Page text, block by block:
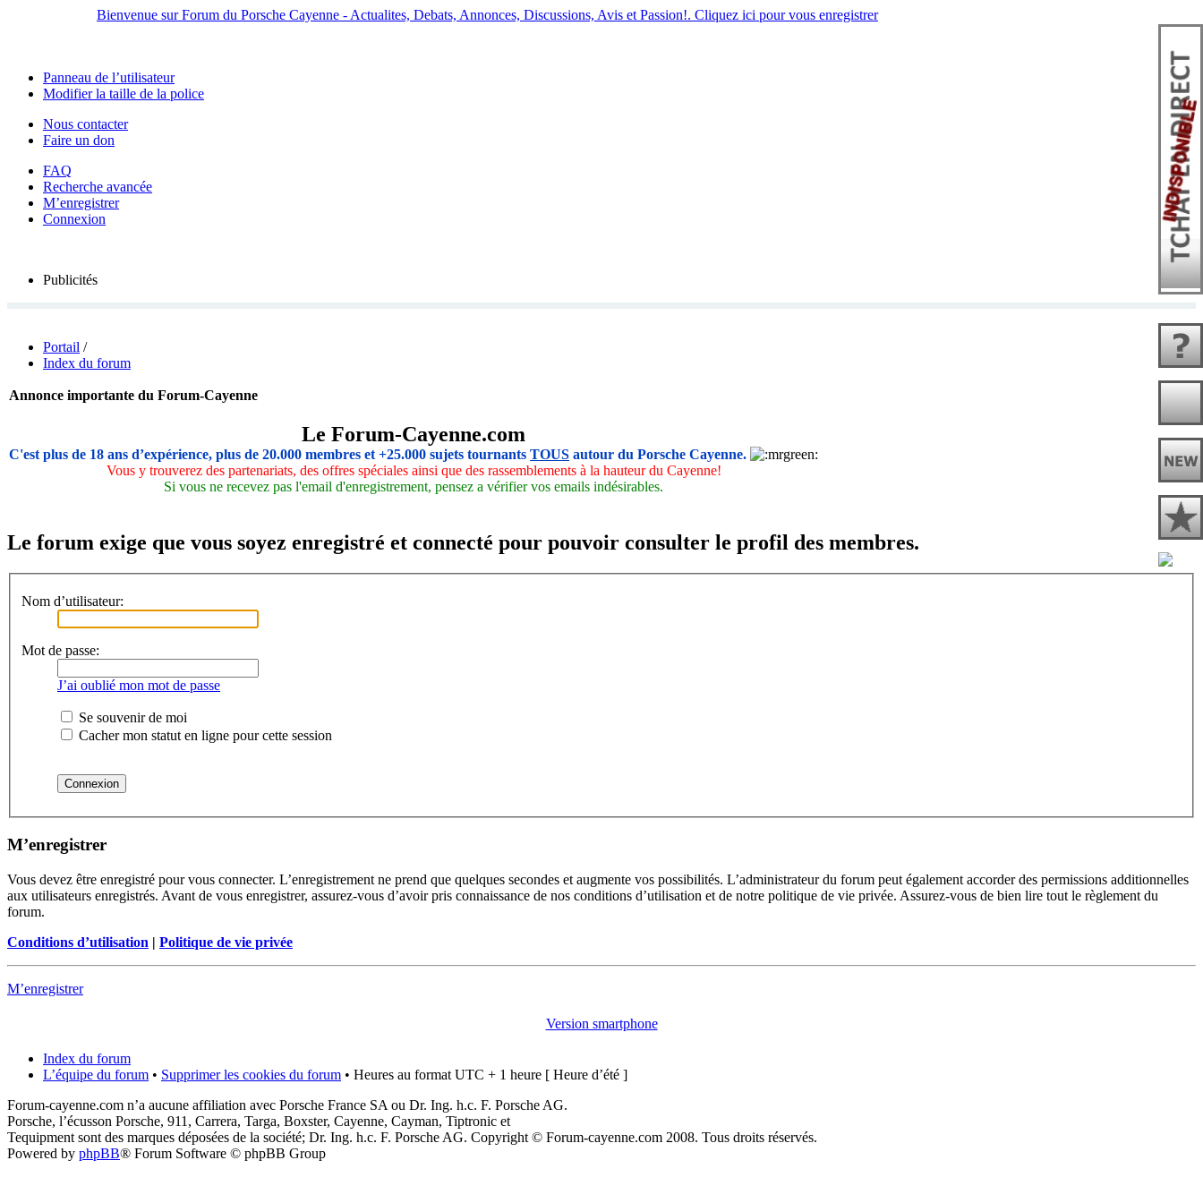
Bienvenue sur Forum du Porsche Cayenne - Actualites, Debats, Annonces, Discussions, Avis et Passion!. Cliquez ici pour vous enregistrer
Panneau de l’utilisateur
Modifier la taille de la police
Nous contacter
Faire un don
FAQ
Recherche avancée
M’enregistrer
Connexion
Publicités
Portail /
Index du forum
Annonce importante du Forum-Cayenne
Le Forum-Cayenne.com
C'est plus de 18 ans d’expérience, plus de 20.000 membres et +25.000 sujets tournants TOUS autour du Porsche Cayenne.
Vous y trouverez des partenariats, des offres spéciales ainsi que des rassemblements à la hauteur du Cayenne!
Si vous ne recevez pas l'email d'enregistrement, pensez a vérifier vos emails indésirables.
Le forum exige que vous soyez enregistré et connecté pour pouvoir consulter le profil des membres.
Nom d’utilisateur:
Mot de passe:
J’ai oublié mon mot de passe
Se souvenir de moi
Cacher mon statut en ligne pour cette session
M’enregistrer
Vous devez être enregistré pour vous connecter. L’enregistrement ne prend que quelques secondes et augmente vos possibilités. L’administrateur du forum peut également accorder des permissions additionnelles
aux utilisateurs enregistrés. Avant de vous enregistrer, assurez-vous d’avoir pris connaissance de nos conditions d’utilisation et de notre politique de vie privée. Assurez-vous de bien lire tout le règlement du
forum.
Conditions d’utilisation | Politique de vie privée
M’enregistrer
Version smartphone
Index du forum
L’équipe du forum • Supprimer les cookies du forum • Heures au format UTC + 1 heure [ Heure d’été ]
Forum-cayenne.com n’a aucune affiliation avec Porsche France SA ou Dr. Ing. h.c. F. Porsche AG.
Porsche, l’écusson Porsche, 911, Carrera, Targa, Boxster, Cayenne, Cayman, Tiptronic et
Tequipment sont des marques déposées de la société; Dr. Ing. h.c. F. Porsche AG. Copyright © Forum-cayenne.com 2008. Tous droits réservés.
Powered by phpBB® Forum Software © phpBB Group